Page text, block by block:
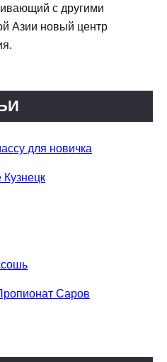
с другими
Азии новый центр
для новичка
Саров